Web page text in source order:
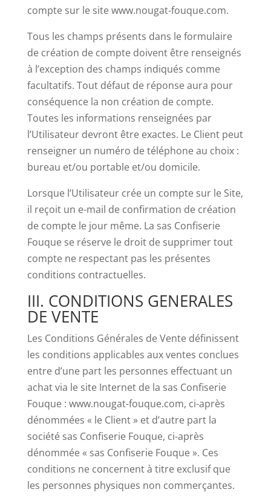
compte sur le site www.nougat-fouque.com.
Tous les champs présents dans le formulaire
de création de compte doivent être renseignés
à l’exception des champs indiqués comme
facultatifs. Tout défaut de réponse aura pour
conséquence la non création de compte.
Toutes les informations renseignées par
l’Utilisateur devront être exactes. Le Client peut
renseigner un numéro de téléphone au choix :
bureau et/ou portable et/ou domicile.
Lorsque l’Utilisateur crée un compte sur le Site,
il reçoit un e-mail de confirmation de création
de compte le jour même. La sas Confiserie
Fouque se réserve le droit de supprimer tout
compte ne respectant pas les présentes
conditions contractuelles.
III. CONDITIONS GENERALES
DE VENTE
Les Conditions Générales de Vente définissent
les conditions applicables aux ventes conclues
entre d’une part les personnes effectuant un
achat via le site Internet de la sas Confiserie
Fouque : www.nougat-fouque.com, ci-après
dénommées « le Client » et d’autre part la
société sas Confiserie Fouque, ci-après
dénommée « sas Confiserie Fouque ». Ces
conditions ne concernent à titre exclusif que
les personnes physiques non commerçantes.